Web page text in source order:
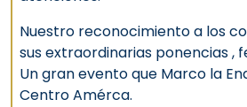
Nuestro reconocimiento a los
sus extraordinarias ponencias ,
Un gran evento que Marco la
Centro Amérca.